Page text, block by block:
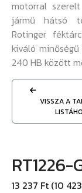
motorral
jármű hátsó
Rotinger
kiváló
240 HB között
VISSZA A
RT1226-
13 237 Ft (10